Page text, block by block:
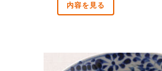
内容を見る